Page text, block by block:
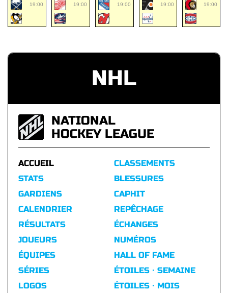
19:00 19:00 19:00 19:00 19:00
NHL
NATIONAL
HOCKEY LEAGUE
ACCUEIL
STATS
GARDIENS
CALENDRIER
RÉSULTATS
CLASSEMENTS
BLESSURES
CAPHIT
REPÊCHAGE
ÉCHANGES
JOUEURS
ÉQUIPES
SÉRIES
LOGOS
NUMÉROS
HALL OF FAME
ÉTOILES · SEMAINE
ÉTOILES · MOIS